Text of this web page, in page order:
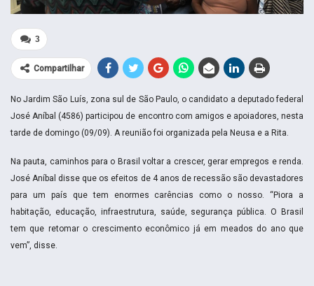
3
Compartilhar
No Jardim São Luís, zona sul de São Paulo, o candidato a deputado federal
José Aníbal (4586) participou de encontro com amigos e apoiadores, nesta
tarde de domingo (09/09). A reunião foi organizada pela Neusa e a Rita.
Na pauta, caminhos para o Brasil voltar a crescer, gerar empregos e renda.
José Aníbal disse que os efeitos de 4 anos de recessão são devastadores
para um país que tem enormes carências como o nosso. “Piora a
habitação, educação, infraestrutura, saúde, segurança pública. O Brasil
tem que retomar o crescimento econômico já em meados do ano que
vem”, disse.